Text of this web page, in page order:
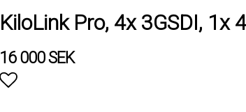
KiloLink Pro, 4x 3GSDI, 1x
16 000 SEK